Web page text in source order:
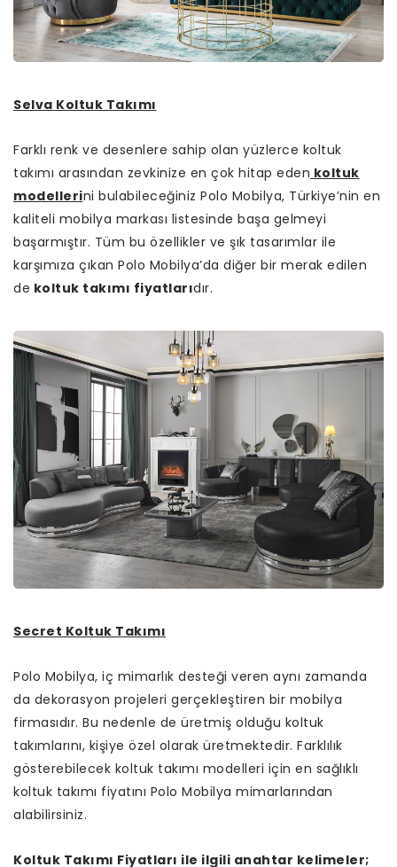
Selva Koltuk Takımı
Farklı renk ve desenlere sahip olan yüzlerce koltuk
takımı arasından zevkinize en çok hitap eden koltuk
modellerini bulabileceğiniz Polo Mobilya, Türkiye’nin en
kaliteli mobilya markası listesinde başa gelmeyi
başarmıştır. Tüm bu özellikler ve şık tasarımlar ile
karşımıza çıkan Polo Mobilya’da diğer bir merak edilen
de koltuk takımı fiyatlarıdır.
Secret Koltuk Takımı
Polo Mobilya, iç mimarlık desteği veren aynı zamanda
da dekorasyon projeleri gerçekleştiren bir mobilya
firmasıdır. Bu nedenle de üretmiş olduğu koltuk
takımlarını, kişiye özel olarak üretmektedir. Farklılık
gösterebilecek koltuk takımı modelleri için en sağlıklı
koltuk takımı fiyatını Polo Mobilya mimarlarından
alabilirsiniz.
Koltuk Takımı Fiyatları ile ilgili anahtar kelimeler;